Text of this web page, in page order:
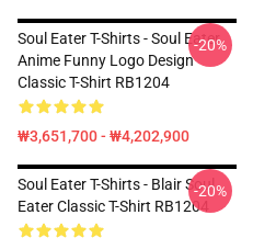
Soul Eater T-Shirts - Soul Eater
Anime Funny Logo Design
Classic T-Shirt RB1204
₩3,651,700 - ₩4,202,900
-20%
Soul Eater T-Shirts - Blair Soul
Eater Classic T-Shirt RB1204
-20%